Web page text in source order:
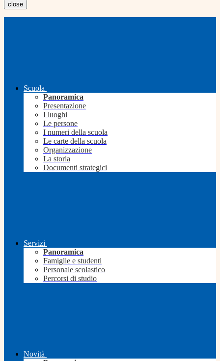
close
Scuola
Panoramica
Presentazione
I luoghi
Le persone
I numeri della scuola
Le carte della scuola
Organizzazione
La storia
Documenti strategici
Servizi
Panoramica
Famiglie e studenti
Personale scolastico
Percorsi di studio
Novità